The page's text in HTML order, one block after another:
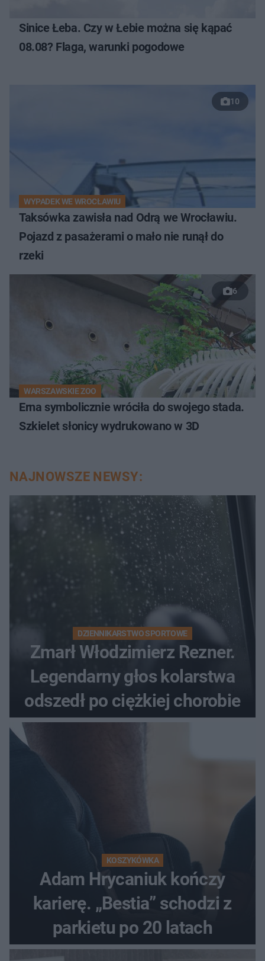
Sinice Łeba. Czy w Łebie można się kąpać
08.08? Flaga, warunki pogodowe
10
WYPADEK WE WROCŁAWIU
Taksówka zawisła nad Odrą we Wrocławiu.
Pojazd z pasażerami o mało nie runął do
rzeki
6
WARSZAWSKIE ZOO
Erna symbolicznie wróciła do swojego stada.
Szkielet słonicy wydrukowano w 3D
NAJNOWSZE NEWSY:
DZIENNIKARSTWO SPORTOWE
Zmarł Włodzimierz Rezner.
Legendarny głos kolarstwa
odszedł po ciężkiej chorobie
KOSZYKÓWKA
Adam Hrycaniuk kończy
karierę. „Bestia” schodzi z
parkietu po 20 latach